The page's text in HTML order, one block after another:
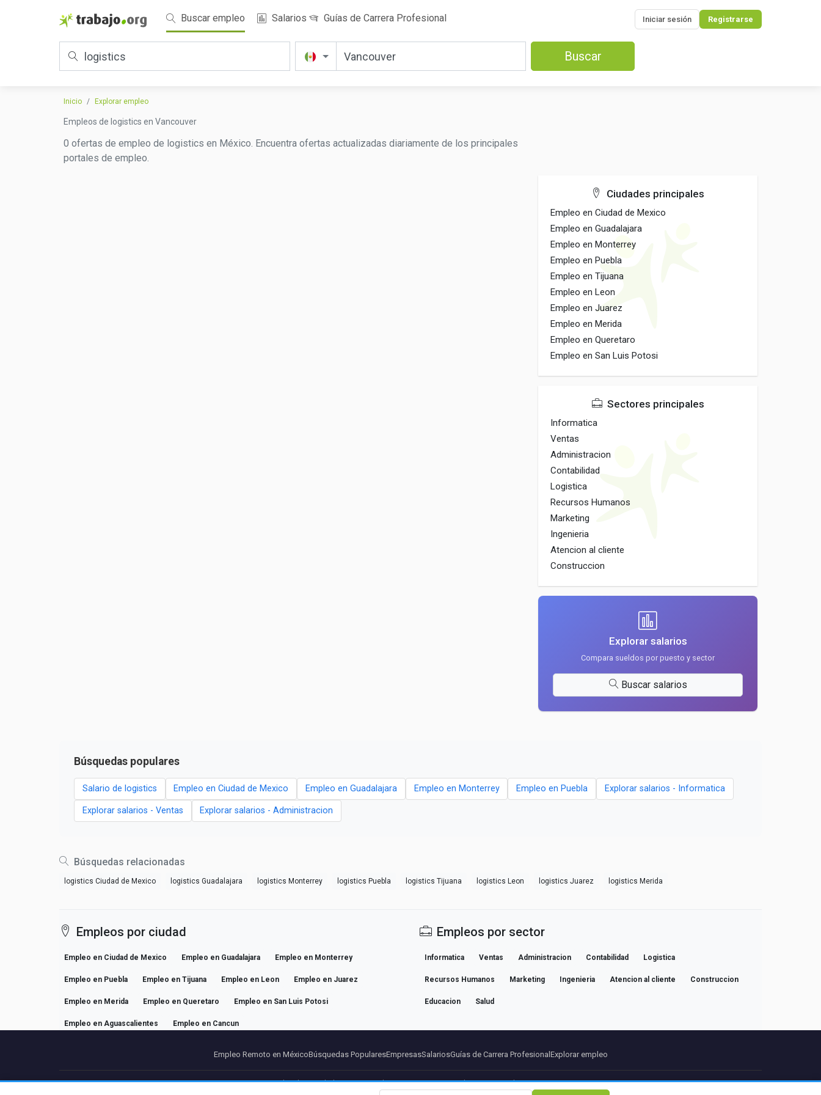
Buscar empleo Salarios Guías de Carrera Profesional Iniciar sesión Registrarse
Buscar
Inicio Explorar empleo
Empleos de logistics en Vancouver
0 ofertas de empleo de logistics en México. Encuentra ofertas actualizadas diariamente de los principales
portales de empleo.
Ciudades principales
Empleo en Ciudad de Mexico
Empleo en Guadalajara
Empleo en Monterrey
Empleo en Puebla
Empleo en Tijuana
Empleo en Leon
Empleo en Juarez
Empleo en Merida
Empleo en Queretaro
Empleo en San Luis Potosi
Sectores principales
Informatica
Ventas
Administracion
Contabilidad
Logistica
Recursos Humanos
Marketing
Ingenieria
Atencion al cliente
Construccion
Explorar salarios
Compara sueldos por puesto y sector
Buscar salarios
Búsquedas populares
Salario de logistics Empleo en Ciudad de Mexico Empleo en Guadalajara Empleo en Monterrey Empleo en Puebla Explorar salarios - Informatica
Explorar salarios - Ventas Explorar salarios - Administracion
Búsquedas relacionadas
logistics Ciudad de Mexico logistics Guadalajara logistics Monterrey logistics Puebla logistics Tijuana logistics Leon logistics Juarez logistics Merida
Empleos por ciudad
Empleo en Ciudad de Mexico Empleo en Guadalajara Empleo en Monterrey
Empleo en Puebla Empleo en Tijuana Empleo en Leon Empleo en Juarez
Empleo en Merida Empleo en Queretaro Empleo en San Luis Potosi
Empleo en Aguascalientes Empleo en Cancun
Empleos por sector
Informatica Ventas Administracion Contabilidad Logistica
Recursos Humanos Marketing Ingenieria Atencion al cliente Construccion
Educacion Salud
Empleo Remoto en MéxicoBúsquedas PopularesEmpresasSalariosGuías de Carrera Profesional Explorar empleo
PartnersAviso legalPrivacidadTerminosCondiciones PremiumCancelar PremiumSobre NosotrosContacto